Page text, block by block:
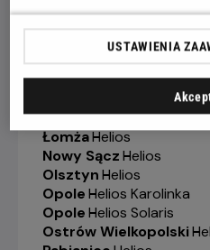
Helios
Legionowo-
Helios
Legnica-
Helios
Łódź-
Helios
Łomża-
Helios
Nowy Sącz-
Helios
Olsztyn-
Helios
Opole-
Helios Karolinka
Opole-
Helios Solaris
Ostrów Wielkopolski-
USTAWIENIA